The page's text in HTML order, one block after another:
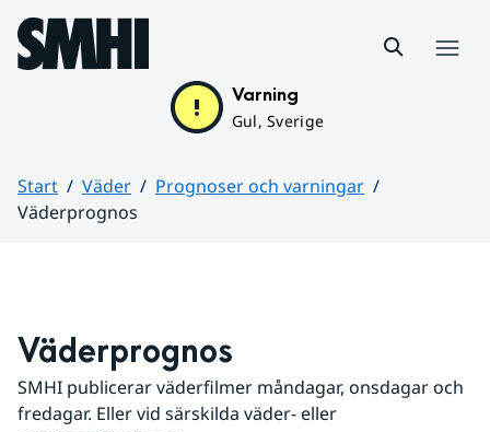
Hoppa till sidans innehåll
Varning
Gul, Sverige
Start Väder
Prognoser och varningar
Väderprognos
Väderprognos
SMHI publicerar väderfilmer måndagar, onsdagar och
fredagar. Eller vid särskilda väder- eller